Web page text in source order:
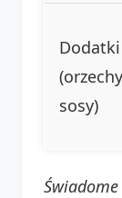
Dodatki
sosy)